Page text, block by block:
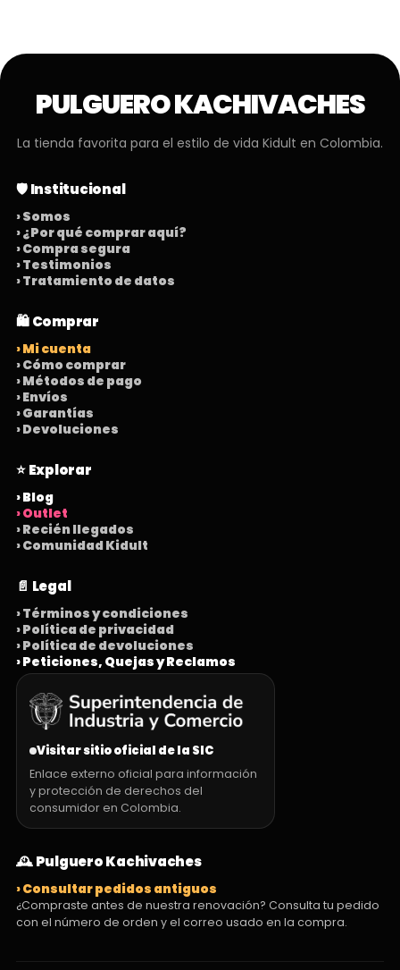
PULGUERO KACHIVACHES
La tienda favorita para el estilo de vida Kidult en Colombia.
🛡️ Institucional
› Somos
› ¿Por qué comprar aquí?
› Compra segura
› Testimonios
› Tratamiento de datos
🛍️ Comprar
› Mi cuenta
› Cómo comprar
› Métodos de pago
› Envíos
› Garantías
› Devoluciones
⭐ Explorar
› Blog
› Outlet
› Recién llegados
› Comunidad Kidult
📄 Legal
› Términos y condiciones
› Política de privacidad
› Política de devoluciones
› Peticiones, Quejas y Reclamos
Visitar sitio oficial de la SIC
Enlace externo oficial para información
y protección de derechos del
consumidor en Colombia.
🕰️ Pulguero Kachivaches
› Consultar pedidos antiguos
¿Compraste antes de nuestra renovación? Consulta tu pedido
con el número de orden y el correo usado en la compra.